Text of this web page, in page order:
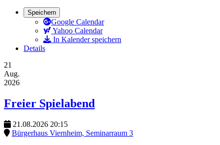
Speichern
Google Calendar
Yahoo Calendar
In Kalender speichern
Details
21
Aug.
2026
Freier Spielabend
21.08.2026 20:15
Bürgerhaus Viernheim, Seminarraum 3